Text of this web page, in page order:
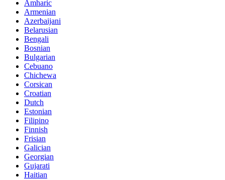
Amharic
Armenian
Azerbaijani
Belarusian
Bengali
Bosnian
Bulgarian
Cebuano
Chichewa
Corsican
Croatian
Dutch
Estonian
Filipino
Finnish
Frisian
Galician
Georgian
Gujarati
Haitian